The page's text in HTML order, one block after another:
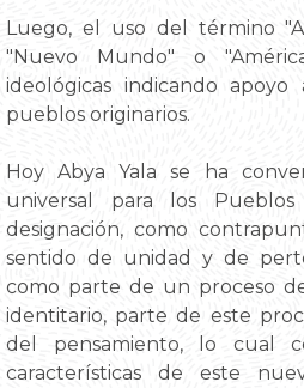
Luego, el uso del término
"Nuevo Mundo" o
ideológicas indicando
pueblos originarios.
Hoy Abya Yala se ha
universal para los
designación, como
sentido de unidad y de
como parte de un proceso
identitario, parte de este
del pensamiento, lo cual
características de este